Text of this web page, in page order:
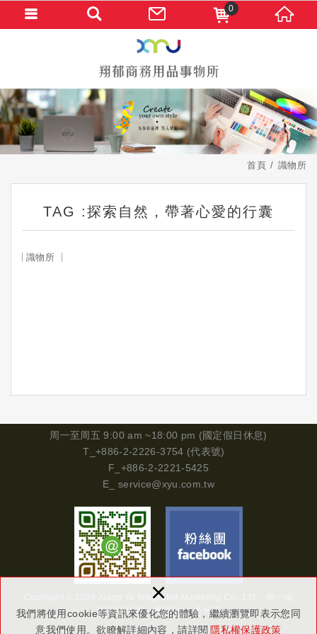
我們將使用cookie等資訊來優化您的體驗，繼續瀏覽即表示您同
意我們使用。欲瞭解詳細內容，請詳閱 隱私權保護政策
×
首頁 識物所
TAG :探索自然，帶著心愛的行囊
識物所
周一至周五 9:00 am ~18:00 pm (國定假日休息)
T_+886-2-2226-3754 (代表號)
F_+886-2-2221-5425
E_ service@xyu.com.tw
Copyright © 2024 Xiang Yu Integrated Marketing Co., Ltd.．
號29134302 網頁設計 : 多米諾
0